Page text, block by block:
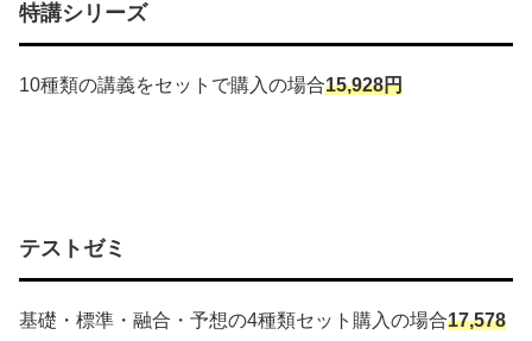
特講シリーズ
10種類の講義をセットで購入の場合15,928円
テストゼミ
基礎・標準・融合・予想の4種類セット購入の場合17,578